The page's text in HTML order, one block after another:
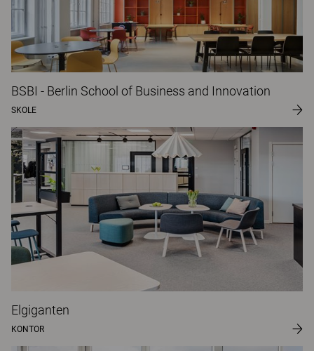
BSBI - Berlin School of Business and Innovation
SKOLE
Elgiganten
KONTOR